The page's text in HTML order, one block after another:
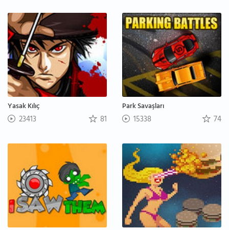
Yasak Kılıç
23413 81
Park Savaşları
15338 74